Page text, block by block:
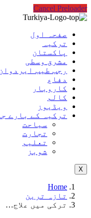
Cancel Preloader
صفحہ اول
ترکیہ
پاکستان
مشرق وسطی
رجب طیب ایردوان
دفاع
کاروبار
کالم
ویڈیوز
ترکیہ کے بارے
سیاحت
تجارت
تعلیم
شوبز
X
Home
تازہ ترین
ترکی میں علاج…